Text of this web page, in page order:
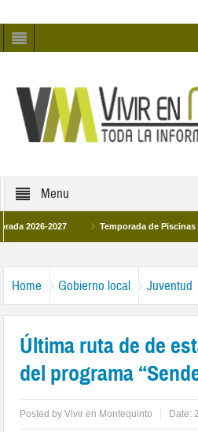
Menu
2027 Temporada de Piscinas
Home Gobierno local Juventud
Última ruta de de
del programa
Posted byVivir en Montequinto Date: